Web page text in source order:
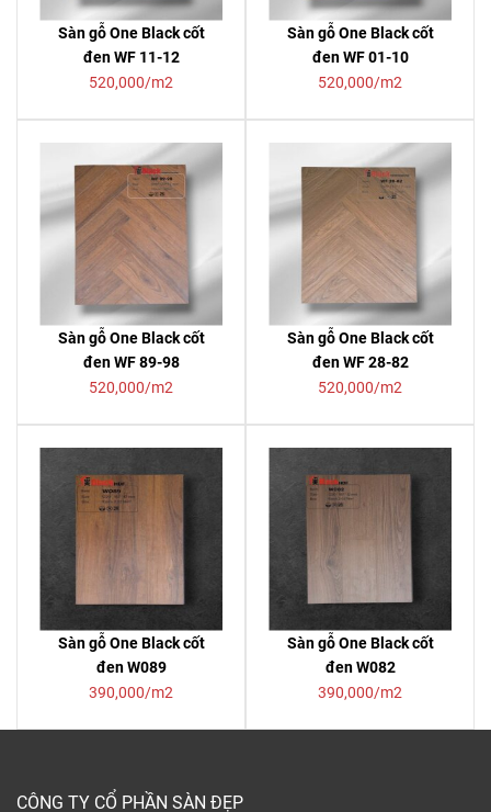
Sàn gỗ One Black cốt
đen WF 11-12
520,000/m2
Sàn gỗ One Black cốt
đen WF 01-10
520,000/m2
Sàn gỗ One Black cốt
đen WF 89-98
520,000/m2
Sàn gỗ One Black cốt
đen WF 28-82
520,000/m2
Sàn gỗ One Black cốt
đen W089
390,000/m2
Sàn gỗ One Black cốt
đen W082
390,000/m2
CÔNG TY CỔ PHẦN SÀN ĐẸP